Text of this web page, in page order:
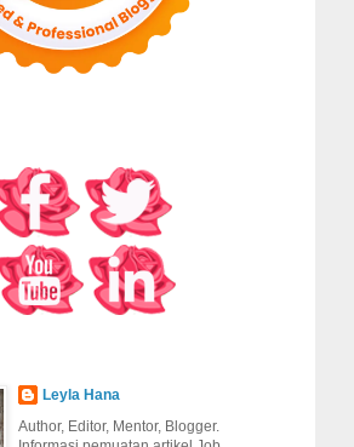
Leyla Hana
Author, Editor, Mentor, Blogger.